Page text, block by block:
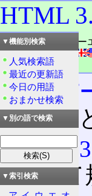
HTML
読み：エイチティー
外語：HTML 3.2
品詞：固有名詞
ハイパ
3.2のこ
HTML
3として
▼機能別検索
人気検索語
最近の更新語
今日の用語
おまかせ検索
▼別の語で検索
▼索引検索